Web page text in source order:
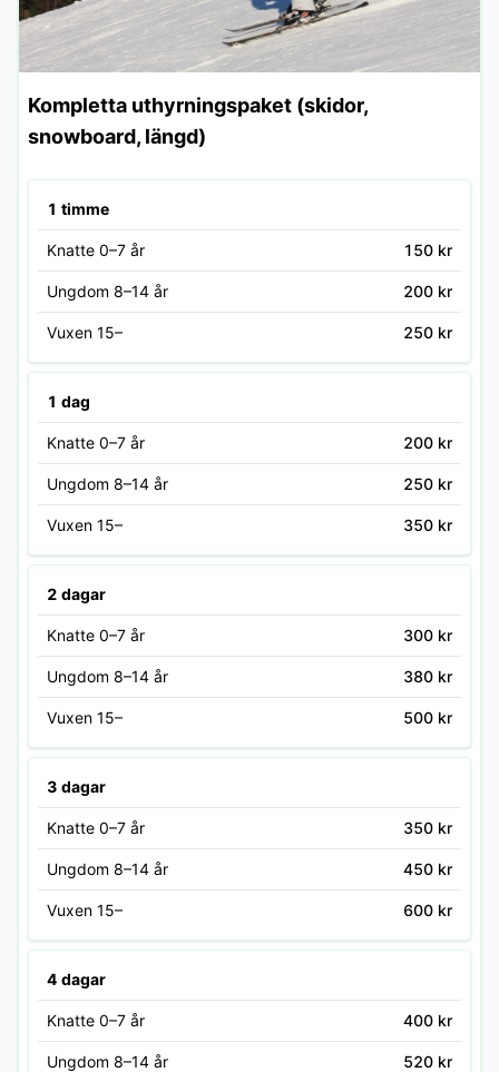
Kompletta uthyrningspaket (skidor,
snowboard, längd)
1 timme
Knatte 0–7 år 150 kr
Ungdom 8–14 år 200 kr
Vuxen 15– 250 kr
1 dag
Knatte 0–7 år 200 kr
Ungdom 8–14 år 250 kr
Vuxen 15– 350 kr
2 dagar
Knatte 0–7 år 300 kr
Ungdom 8–14 år 380 kr
Vuxen 15– 500 kr
3 dagar
Knatte 0–7 år 350 kr
Ungdom 8–14 år 450 kr
Vuxen 15– 600 kr
4 dagar
Knatte 0–7 år 400 kr
Ungdom 8–14 år 520 kr